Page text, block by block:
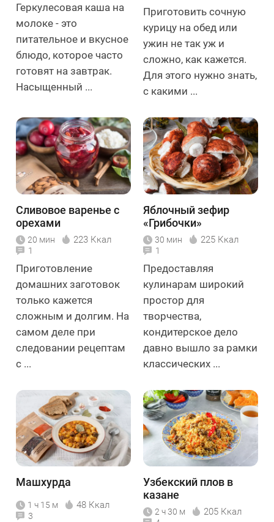
Геркулесовая каша на
молоке - это
питательное и вкусное
блюдо, которое часто
готовят на завтрак.
Насыщенный ...
Приготовить сочную
курицу на обед или
ужин не так уж и
сложно, как кажется.
Для этого нужно знать,
с какими ...
Сливовое варенье с
орехами
20 мин 223 Ккал
1
Приготовление
домашних заготовок
только кажется
сложным и долгим. На
самом деле при
следовании рецептам
с ...
Яблочный зефир
«Грибочки»
30 мин 225 Ккал
1
Предоставляя
кулинарам широкий
простор для
творчества,
кондитерское дело
давно вышло за рамки
классических ...
Машхурда
1 ч 15 м 48 Ккал
3
Узбекский плов в
казане
2 ч 30 м 205 Ккал